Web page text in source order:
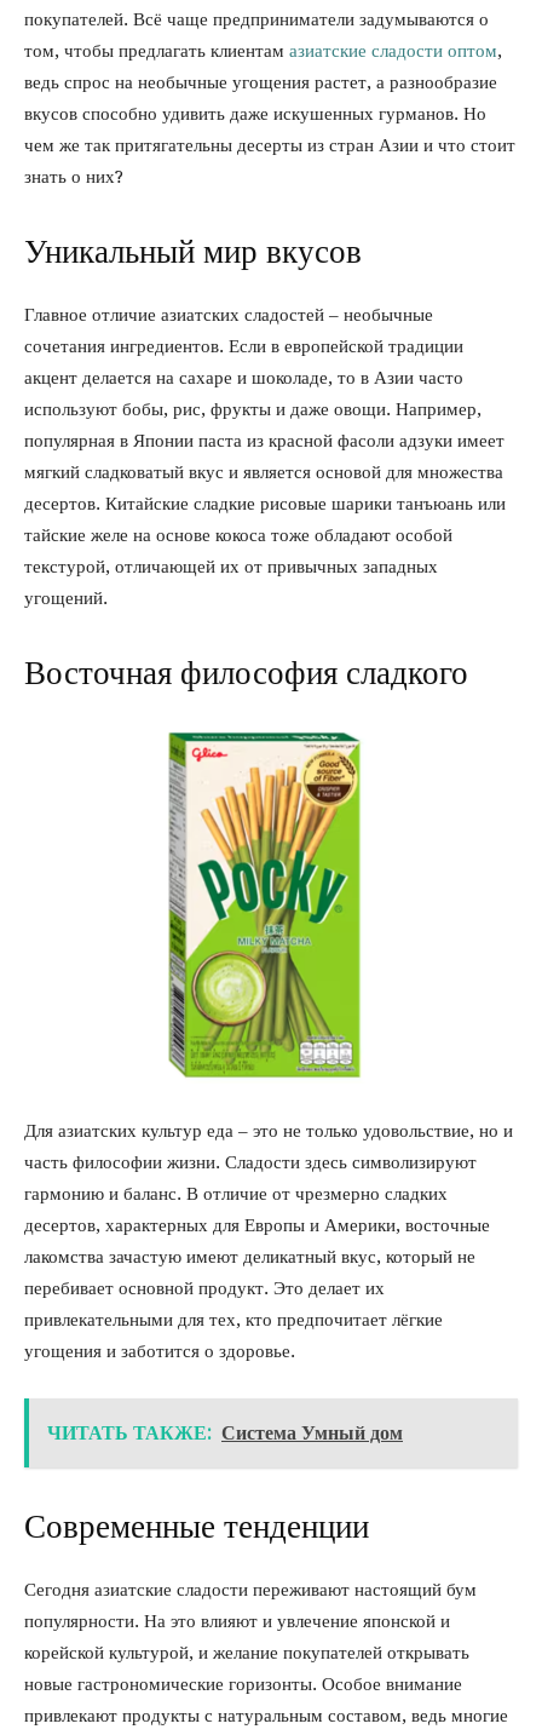
покупателей. Всё чаще предприниматели задумываются о
том, чтобы предлагать клиентам азиатские сладости оптом,
ведь спрос на необычные угощения растет, а разнообразие
вкусов способно удивить даже искушенных гурманов. Но
чем же так притягательны десерты из стран Азии и что стоит
знать о них?
Уникальный мир вкусов
Главное отличие азиатских сладостей – необычные
сочетания ингредиентов. Если в европейской традиции
акцент делается на сахаре и шоколаде, то в Азии часто
используют бобы, рис, фрукты и даже овощи. Например,
популярная в Японии паста из красной фасоли адзуки имеет
мягкий сладковатый вкус и является основой для множества
десертов. Китайские сладкие рисовые шарики танъюань или
тайские желе на основе кокоса тоже обладают особой
текстурой, отличающей их от привычных западных
угощений.
Восточная философия сладкого
Для азиатских культур еда – это не только удовольствие, но и
часть философии жизни. Сладости здесь символизируют
гармонию и баланс. В отличие от чрезмерно сладких
десертов, характерных для Европы и Америки, восточные
лакомства зачастую имеют деликатный вкус, который не
перебивает основной продукт. Это делает их
привлекательными для тех, кто предпочитает лёгкие
угощения и заботится о здоровье.
ЧИТАТЬ ТАКЖЕ: Система Умный дом
Современные тенденции
Сегодня азиатские сладости переживают настоящий бум
популярности. На это влияют и увлечение японской и
корейской культурой, и желание покупателей открывать
новые гастрономические горизонты. Особое внимание
привлекают продукты с натуральным составом, ведь многие